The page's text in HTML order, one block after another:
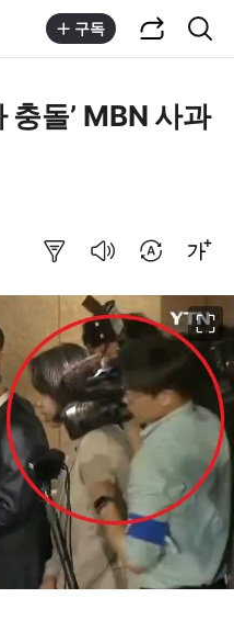
구독
충돌’ MBN 사과